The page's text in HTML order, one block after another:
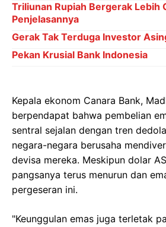
Triliunan Rupiah Bergerak Lebih
Penjelasannya
Gerak Tak Terduga Investor
Pekan Krusial Bank Indonesia
Kepala ekonom Canara Bank,
berpendapat bahwa pembelian
sentral sejalan dengan tren
negara-negara berusaha
devisa mereka. Meskipun dolar
pangsanya terus menurun dan
pergeseran ini.
"Keunggulan emas juga terletak